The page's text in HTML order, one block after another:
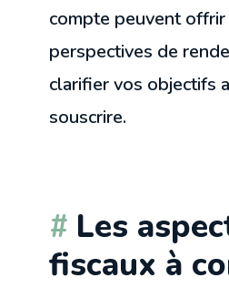
compte peuvent
perspectives de
clarifier vos objectifs
souscrire.
Les
fiscaux à